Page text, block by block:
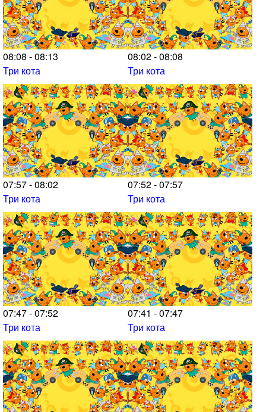
08:08 - 08:13
Три кота
08:02 - 08:08
Три кота
07:57 - 08:02
Три кота
07:52 - 07:57
Три кота
07:47 - 07:52
Три кота
07:41 - 07:47
Три кота